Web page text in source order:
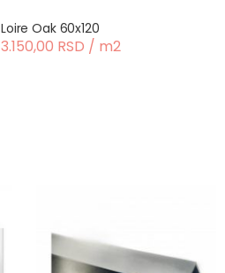
Loire Oak 60x120
3.150,00 RSD / m2